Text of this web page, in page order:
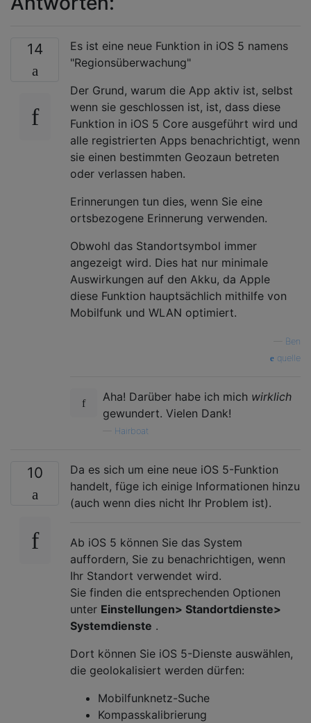
14
Es ist eine neue Funktion in iOS 5 namens
"Regionsüberwachung"
Der Grund, warum die App aktiv ist, selbst
wenn sie geschlossen ist, ist, dass diese
Funktion in iOS 5 Core ausgeführt wird und
alle registrierten Apps benachrichtigt, wenn
sie einen bestimmten Geozaun betreten
oder verlassen haben.
Erinnerungen tun dies, wenn Sie eine
ortsbezogene Erinnerung verwenden.
Obwohl das Standortsymbol immer
angezeigt wird. Dies hat nur minimale
Auswirkungen auf den Akku, da Apple
diese Funktion hauptsächlich mithilfe von
Mobilfunk und WLAN optimiert.
Ben
quelle
Aha! Darüber habe ich mich wirklich
gewundert. Vielen Dank!
Hairboat
10
Da es sich um eine neue iOS 5-Funktion
handelt, füge ich einige Informationen hinzu
(auch wenn dies nicht Ihr Problem ist).
Ab iOS 5 können Sie das System
auffordern, Sie zu benachrichtigen, wenn
Ihr Standort verwendet wird.
Sie finden die entsprechenden Optionen
unter Einstellungen> Standortdienste>
Systemdienste .
Dort können Sie iOS 5-Dienste auswählen,
die geolokalisiert werden dürfen:
Mobilfunknetz-Suche
Kompasskalibrierung